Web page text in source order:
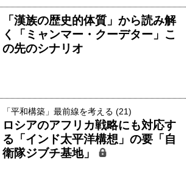
「漢族の歴史的体質」から読み解
く「ミャンマー・クーデター」こ
の先のシナリオ
「平和構築」最前線を考える (21)
ロシアのアフリカ戦略にも対応す
る「インド太平洋構想」の要「自
衛隊ジブチ基地」